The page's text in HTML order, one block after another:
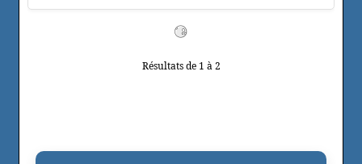
Résultats de 1 à 2